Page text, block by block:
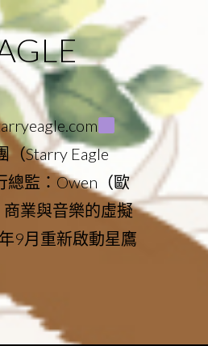
（Starry Eagle
總監：Owen（歐
業與音樂的虛擬
9月重新啟動星鷹